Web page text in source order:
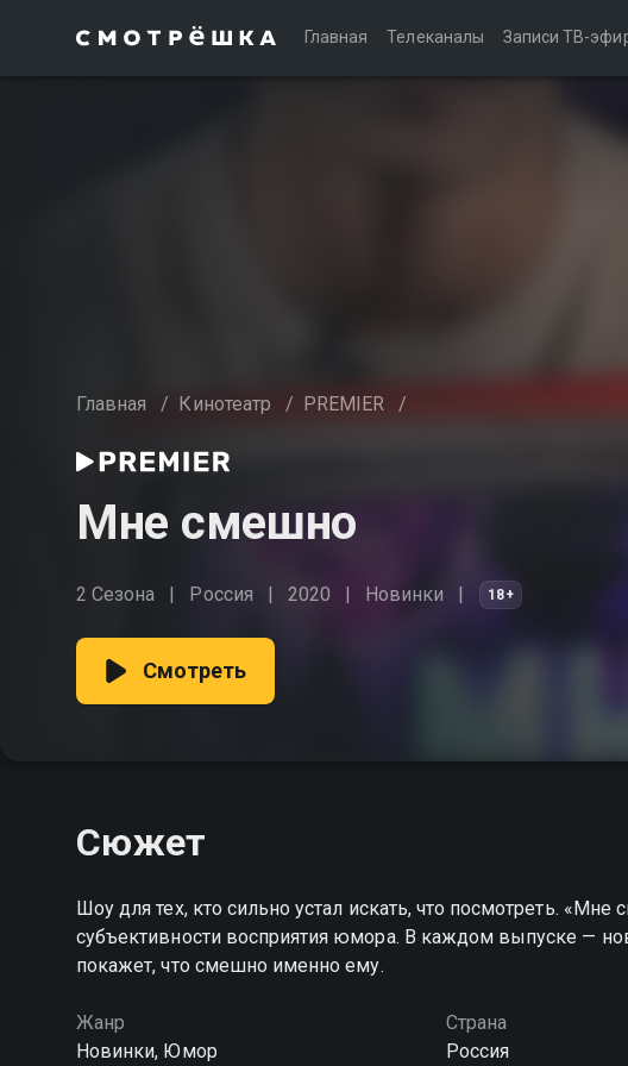
Главная Телеканалы Записи ТВ-
Главная / Кинотеатр / PREMIER /
Мне смешно
2 Сезона Россия 2020 Новинки 18+
Смотреть
Сюжет
Шоу для тех, кто сильно устал искать, что посмотреть.
субъективности восприятия юмора. В каждом выпуске —
покажет, что смешно именно ему.
Жанр
Новинки, Юмор
Страна
Россия